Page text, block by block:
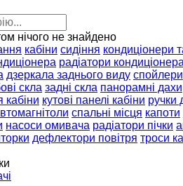
нічого не знайдено
кабіни сидіння кондиціонери
радіатори кондиціонера
дзеркала заднього виду спойлери
скла задні скла панорамні дахи
кабіни кутові панелі кабіни ручки
спальні місця капоти
насоси омивача радіатори пічки
дефлектори повітря троси